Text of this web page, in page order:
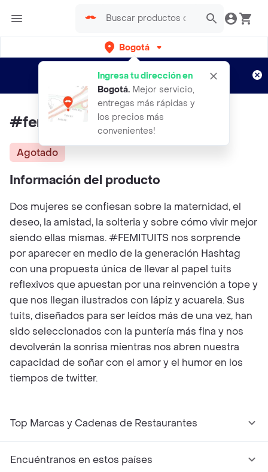
Bogotá
Ingresa tu dirección en
Bogotá. Mejor servicio,
entregas más rápidas y
los precios más
convenientes!
envíos gratis por semanas
Aplican TyC
#femituits
Agotado
Información del producto
Dos mujeres se confiesan sobre la maternidad, el
deseo, la amistad, la solteria y sobre cómo vivir mejor
siendo ellas mismas. #FEMITUITS nos sorprende
por aparecer en medio de la generación Hashtag
con una propuesta única de llevar al papel tuits
reflexivos que apuestan por una reinvención a tope y
que nos llegan ilustrados con lápiz y acuarela. Sus
tuits, diseñados para ser leídos más de una vez, han
sido seleccionados con la puntería más fina y nos
devolverán la sonrisa mientras nos abren nuestra
capacidad de soñar con el amor y el humor en los
tiempos de twitter.
Top Marcas y Cadenas de Restaurantes
Encuéntranos en estos países